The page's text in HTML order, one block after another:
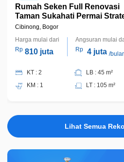
Rumah Seken Full Renovasi
Taman Sukahati Permai
di Cibinong Bisa KPR Terima
Cibinong, Bogor
Harga mulai dari
Rp 810 juta
Angsuran mulai
Rp 4 juta /
KT : 2
KM : 1
LB : 45 m²
LT : 105 m²
Lihat Semua